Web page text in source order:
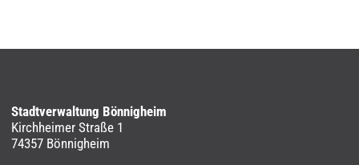
Stadtverwaltung Bönnigheim
Kirchheimer Straße 1
74357 Bönnigheim